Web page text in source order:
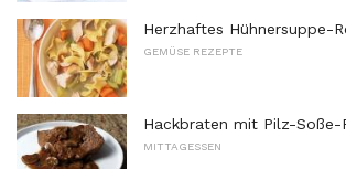
Herzhaftes Hühnersuppe-
GEMÜSE REZEPTE
Hackbraten mit Pilz-Soße-
MITTAGESSEN